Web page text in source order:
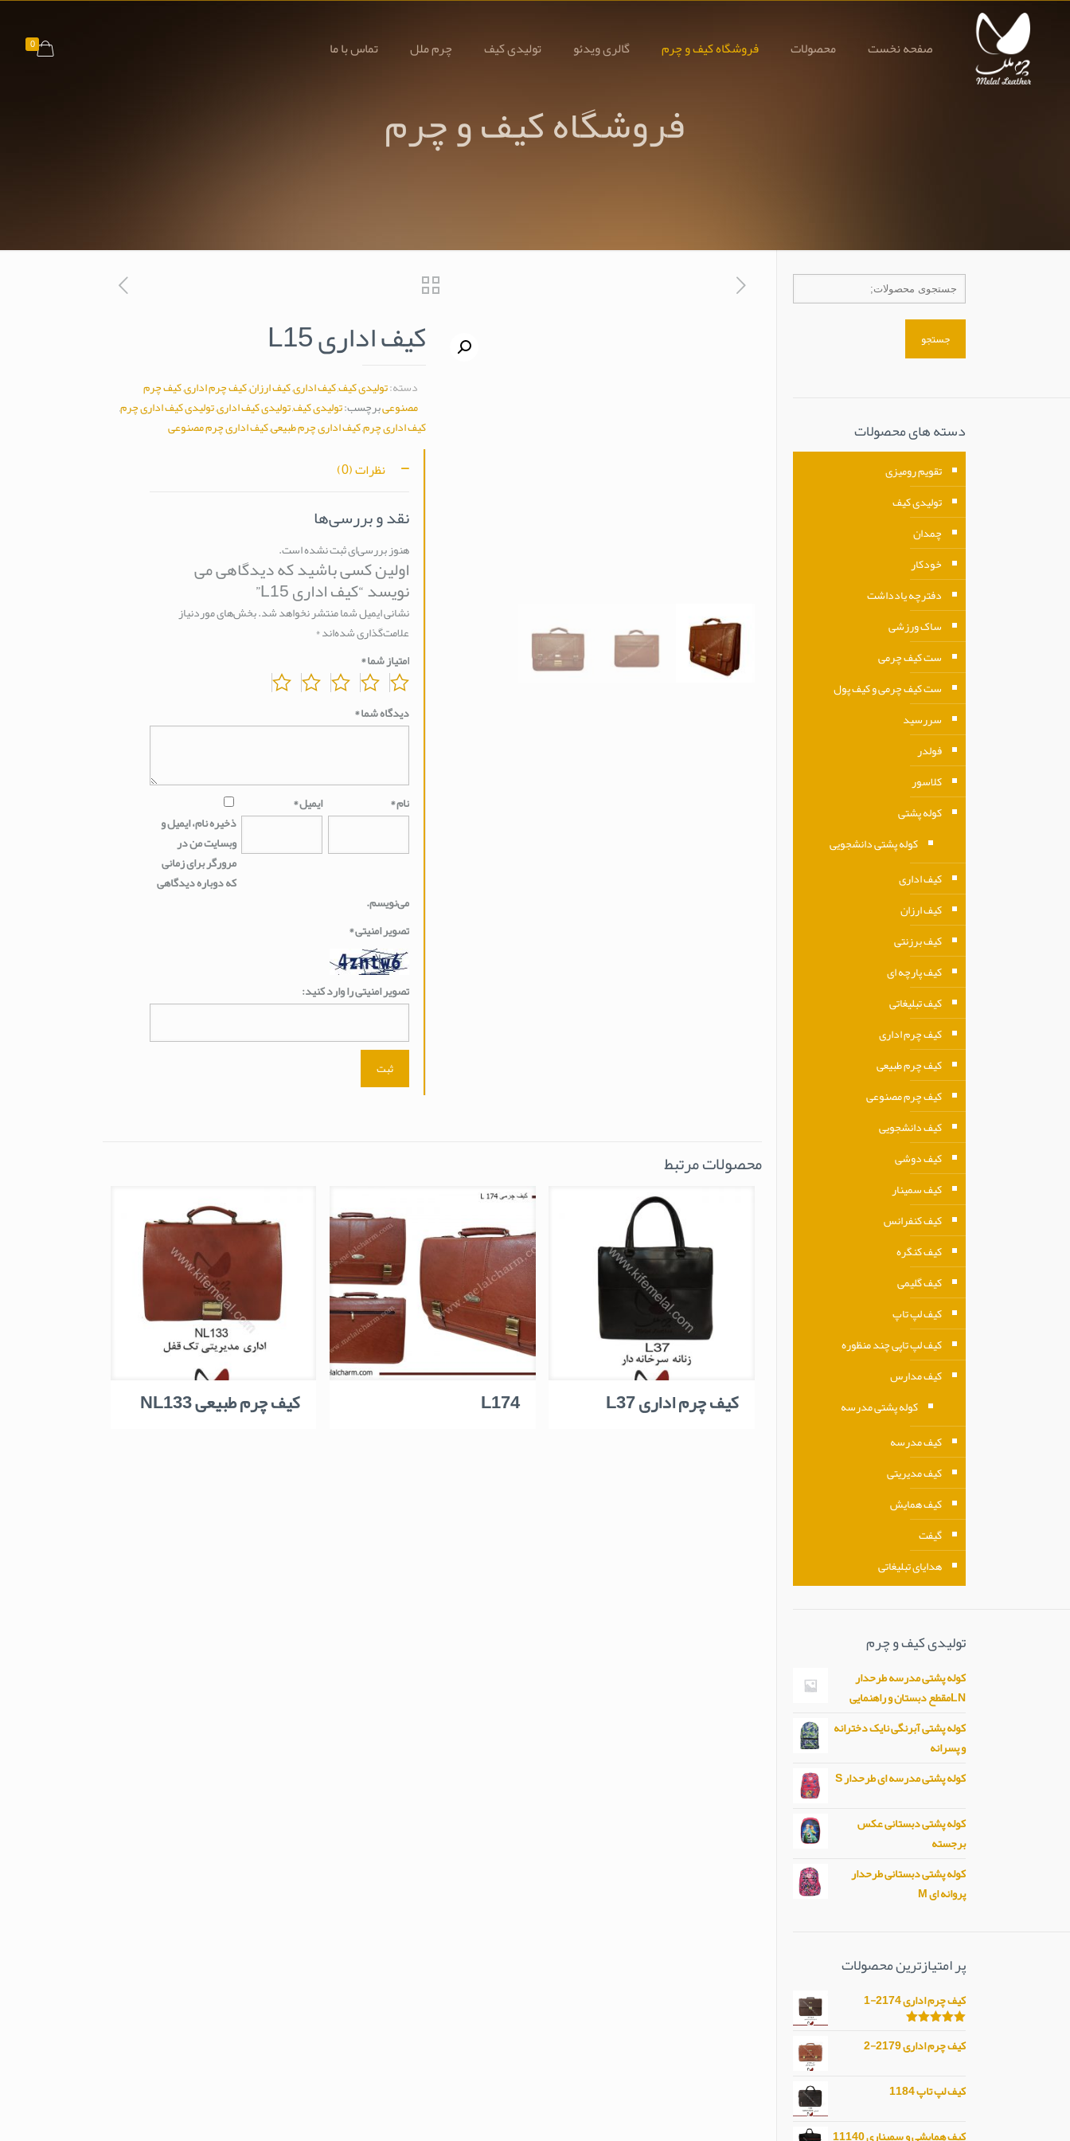
صفحه نخست محصولات فروشگاه کیف و چرم گالری ویدئو تولیدی کیف چرم ملل تماس با ما 0
فروشگاه کیف و چرم
کیف اداری L15
دسته:تولیدی کیف,کیف اداری,کیف ارزان,کیف چرم اداری,کیف چرم
مصنوعیبرچسب:تولیدی کیف,تولیدی کیف اداری,تولیدی کیف اداری چرم,
کیف اداری چرم,کیف اداری چرم طبیعی,کیف اداری چرم مصنوعی
نظرات (0)
نقد و بررسی‌ها
هنوز بررسی‌ای ثبت نشده است.
اولین کسی باشید که دیدگاهی می
نویسد “کیف اداری L15”
نشانی ایمیل شما منتشر نخواهد شد.بخش‌های موردنیاز
علامت‌گذاری شده‌اند*
امتیاز شما*
دیدگاه شما*
نام* ایمیل*
ذخیره نام، ایمیل و
وبسایت من در
مرورگر برای زمانی
که دوباره دیدگاهی
می‌نویسم.
تصویر امنیتی*
تصویر امنیتی را وارد کنید:
محصولات مرتبط
کیف چرم اداری L37 L174 کیف چرم طبیعی NL133
جستجو
دسته های محصولات
تقویم رومیزی
تولیدی کیف
چمدان
خودکار
دفترچه یادداشت
ساک ورزشی
ست کیف چرمی
ست کیف چرمی و کیف پول
سررسید
فولدر
کلاسور
کوله پشتی
کوله پشتی دانشجویی
کیف اداری
کیف ارزان
کیف برزنتی
کیف پارچه ای
کیف تبلیغاتی
کیف چرم اداری
کیف چرم طبیعی
کیف چرم مصنوعی
کیف دانشجویی
کیف دوشی
کیف سمینار
کیف کنفرانس
کیف کنگره
کیف گلیمی
کیف لپ تاپ
کیف لپ تاپی چند منظوره
کیف مدارس
کوله پشتی مدرسه
کیف مدرسه
کیف مدیریتی
کیف همایش
گیفت
هدایای تبلیغاتی
تولیدی کیف و چرم
کوله پشتی مدرسه طرحدار
LNمقطع دبستان و راهنمایی
کوله پشتی آبرنگی نایک دخترانه
و پسرانه
کوله پشتی مدرسه ای طرحدار S
کوله پشتی دبستانی عکس
برجسته
کوله پشتی دبستانی طرحدار
پروانه ای M
پر امتیازترین محصولات
کیف چرم اداری 2174-1
از 5
کیف چرم اداری 2179-2
کیف لپ تاپ 1184
کیف همایشی و سمیناری 11140